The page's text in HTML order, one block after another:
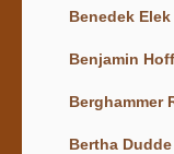
Benedek Elek
Benjamin Hoff
Berghammer
Bertha Dudde